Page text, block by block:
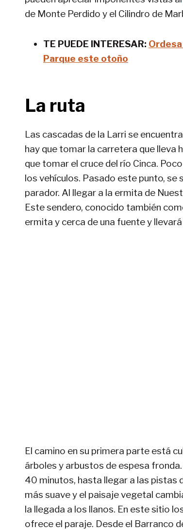
de Monte Perdido y el Cilindro de
TE PUEDE INTERESAR:
Parque este otoño
La ruta
Las cascadas de la Larri se
hay que tomar la carretera que lleva
que tomar el cruce del río Cinca.
los vehículos. Pasado este punto,
parador. Al llegar a la ermita de
Este sendero, conocido también
ermita y cerca de una fuente y
El camino en su primera parte está
árboles y arbustos de espesa
40 minutos, hasta llegar a las pistas
más suave y el paisaje vegetal
la llegada a los llanos. En este sitio
ofrece el paraje. Desde el Barranco